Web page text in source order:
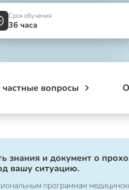
Срок обучения
36 часа
вопросы
знания и документ о
вашу ситуацию.
программам